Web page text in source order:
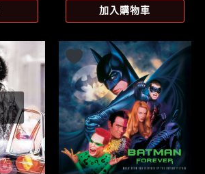
加入購物車